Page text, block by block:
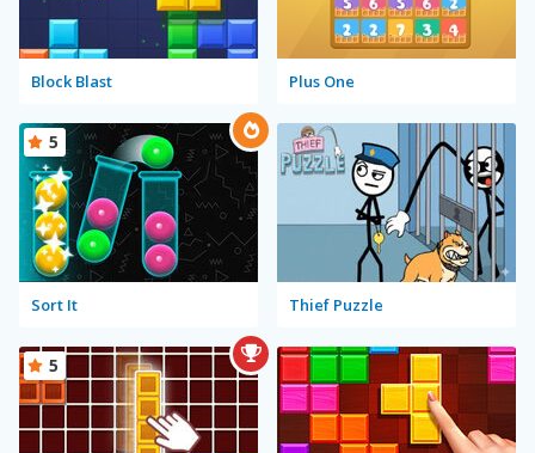
Block Blast Plus One
Sort It
5
Thief Puzzle
5